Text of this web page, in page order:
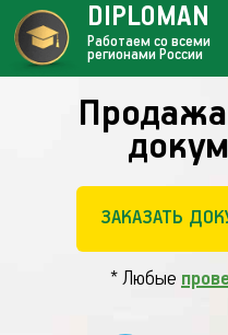
ЗАКАЗАТЬ
* Любые
DIPLOMAN
Работаем со всеми
регионами России